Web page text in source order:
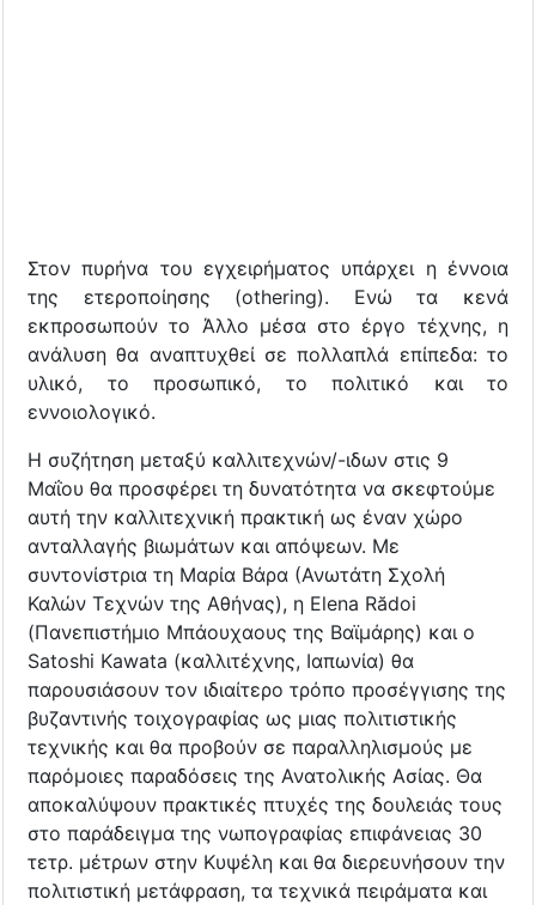
Στον πυρήνα του εγχειρήματος υπάρχει η έννοια
της ετεροποίησης (othering). Ενώ τα κενά
εκπροσωπούν το Άλλο μέσα στο έργο τέχνης, η
ανάλυση θα αναπτυχθεί σε πολλαπλά επίπεδα: το
υλικό, το προσωπικό, το πολιτικό και το
εννοιολογικό.
Η συζήτηση μεταξύ καλλιτεχνών/-ιδων στις 9
Μαΐου θα προσφέρει τη δυνατότητα να σκεφτούμε
αυτή την καλλιτεχνική πρακτική ως έναν χώρο
ανταλλαγής βιωμάτων και απόψεων. Με
συντονίστρια τη Μαρία Βάρα (Ανωτάτη Σχολή
Καλών Τεχνών της Αθήνας), η Elena Rădoi
(Πανεπιστήμιο Μπάουχαους της Βαϊμάρης) και ο
Satoshi Kawata (καλλιτέχνης, Ιαπωνία) θα
παρουσιάσουν τον ιδιαίτερο τρόπο προσέγγισης της
βυζαντινής τοιχογραφίας ως μιας πολιτιστικής
τεχνικής και θα προβούν σε παραλληλισμούς με
παρόμοιες παραδόσεις της Ανατολικής Ασίας. Θα
αποκαλύψουν πρακτικές πτυχές της δουλειάς τους
στο παράδειγμα της νωπογραφίας επιφάνειας 30
τετρ. μέτρων στην Κυψέλη και θα διερευνήσουν την
πολιτιστική μετάφραση, τα τεχνικά πειράματα και